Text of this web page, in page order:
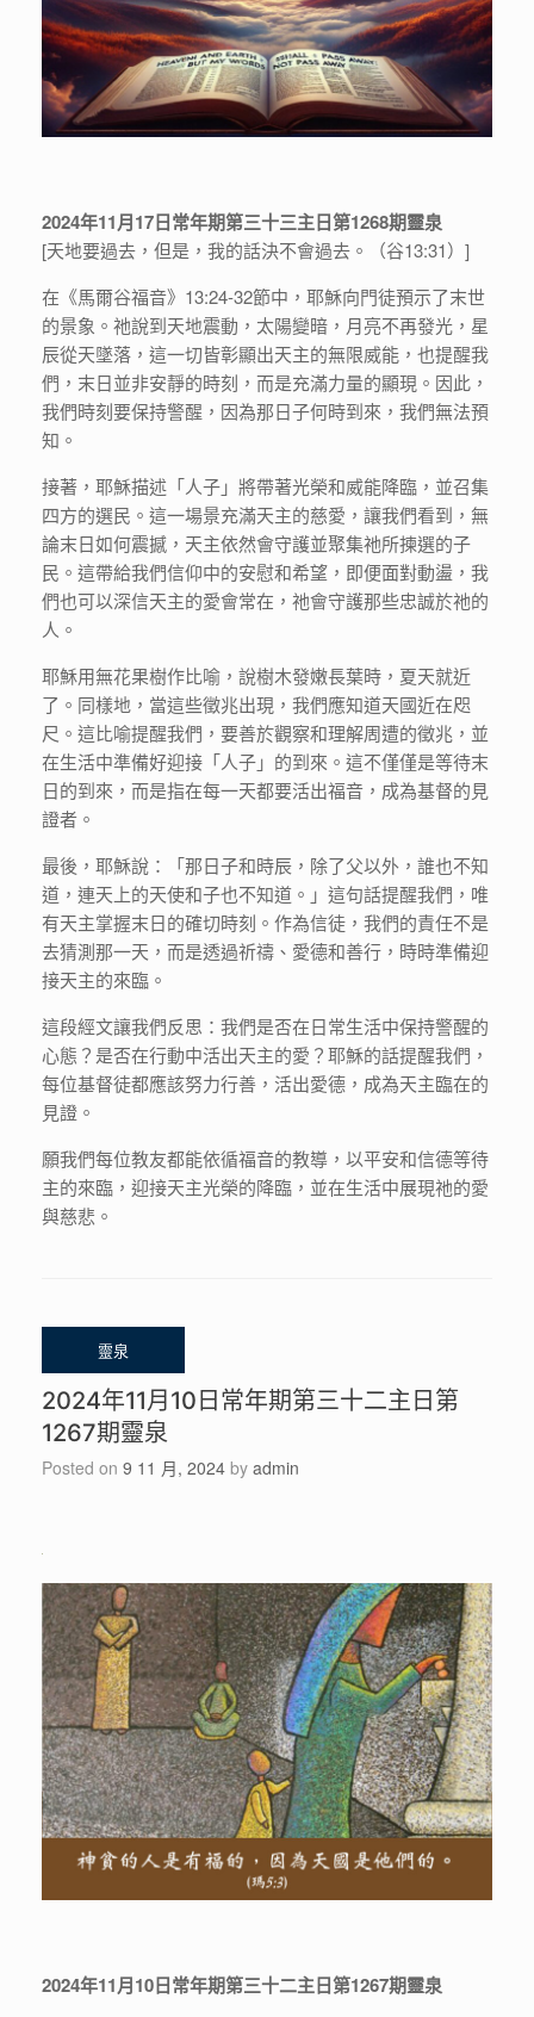
2024年11月17日常年期第三十三主日第1268期靈泉
[天地要過去，但是，我的話決不會過去。（谷13:31）]
在《馬爾谷福音》13:24-32節中，耶穌向門徒預示了末世
的景象。祂說到天地震動，太陽變暗，月亮不再發光，星
辰從天墜落，這一切皆彰顯出天主的無限威能，也提醒我
們，末日並非安靜的時刻，而是充滿力量的顯現。因此，
我們時刻要保持警醒，因為那日子何時到來，我們無法預
知。
接著，耶穌描述「人子」將帶著光榮和威能降臨，並召集
四方的選民。這一場景充滿天主的慈愛，讓我們看到，無
論末日如何震撼，天主依然會守護並聚集祂所揀選的子
民。這帶給我們信仰中的安慰和希望，即便面對動盪，我
們也可以深信天主的愛會常在，祂會守護那些忠誠於祂的
人。
耶穌用無花果樹作比喻，說樹木發嫩長葉時，夏天就近
了。同樣地，當這些徵兆出現，我們應知道天國近在咫
尺。這比喻提醒我們，要善於觀察和理解周遭的徵兆，並
在生活中準備好迎接「人子」的到來。這不僅僅是等待末
日的到來，而是指在每一天都要活出福音，成為基督的見
證者。
最後，耶穌說：「那日子和時辰，除了父以外，誰也不知
道，連天上的天使和子也不知道。」這句話提醒我們，唯
有天主掌握末日的確切時刻。作為信徒，我們的責任不是
去猜測那一天，而是透過祈禱、愛德和善行，時時準備迎
接天主的來臨。
這段經文讓我們反思：我們是否在日常生活中保持警醒的
心態？是否在行動中活出天主的愛？耶穌的話提醒我們，
每位基督徒都應該努力行善，活出愛德，成為天主臨在的
見證。
願我們每位教友都能依循福音的教導，以平安和信德等待
主的來臨，迎接天主光榮的降臨，並在生活中展現祂的愛
與慈悲。
2024年11月10日常年期第三十二主日第
1267期靈泉
Posted on 9 11 月, 2024 by admin
2024年11月10日常年期第三十二主日第1267期靈泉